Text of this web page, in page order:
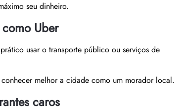
seu dinheiro.
Uber
usar o transporte público ou serviços de
melhor a cidade como um morador local.
caros